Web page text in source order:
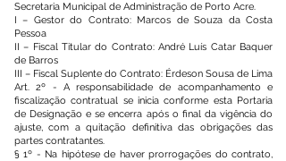
Secretaria Municipal de Administração de Porto Acre.
I – Gestor do Contrato: Marcos de Souza da Costa
Pessoa
II – Fiscal Titular do Contrato: André Luís Catar Baquer
de Barros
III – Fiscal Suplente do Contrato: Érdeson Sousa de Lima
Art. 2º - A responsabilidade de acompanhamento e
fiscalização contratual se inicia conforme esta Portaria
de Designação e se encerra após o final da vigência do
ajuste, com a quitação definitiva das obrigações das
partes contratantes.
§ 1º - Na hipótese de haver prorrogações do contrato,